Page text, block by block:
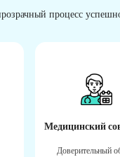
процесс
Медицинский
Доверительный